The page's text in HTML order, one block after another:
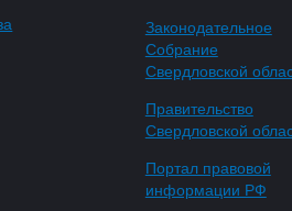
Законодательное
Собрание
Свердловской
Правительство
Свердловской
Портал правовой
информации РФ